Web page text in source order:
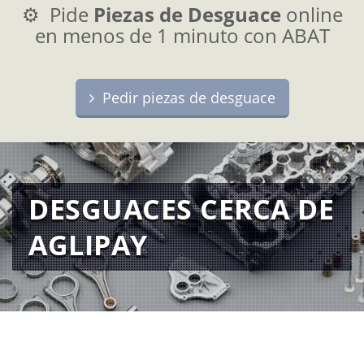
⚙️ Pide Piezas de Desguace online
en menos de 1 minuto con ABAT
Pedir piezas de desguace
DESGUACES CERCA DE
AGLIPAY